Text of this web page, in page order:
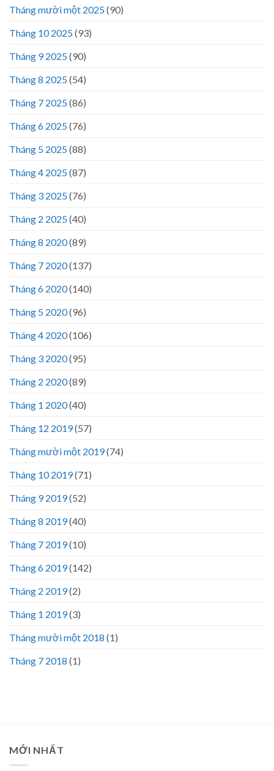
Tháng mười một 2025(90)
Tháng 10 2025(93)
Tháng 9 2025(90)
Tháng 8 2025(54)
Tháng 7 2025(86)
Tháng 6 2025(76)
Tháng 5 2025(88)
Tháng 4 2025(87)
Tháng 3 2025(76)
Tháng 2 2025(40)
Tháng 8 2020(89)
Tháng 7 2020(137)
Tháng 6 2020(140)
Tháng 5 2020(96)
Tháng 4 2020(106)
Tháng 3 2020(95)
Tháng 2 2020(89)
Tháng 1 2020(40)
Tháng 12 2019(57)
Tháng mười một 2019(74)
Tháng 10 2019(71)
Tháng 9 2019(52)
Tháng 8 2019(40)
Tháng 7 2019(10)
Tháng 6 2019(142)
Tháng 2 2019(2)
Tháng 1 2019(3)
Tháng mười một 2018 (1)
Tháng 7 2018 (1)
MỚI NHẤT